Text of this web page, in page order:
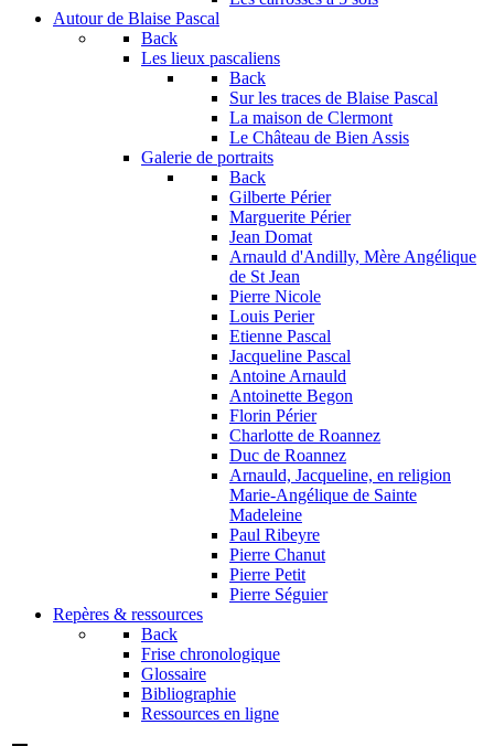
Autour de Blaise Pascal
Back
Les lieux pascaliens
Back
Sur les traces de Blaise Pascal
La maison de Clermont
Le Château de Bien Assis
Galerie de portraits
Back
Gilberte Périer
Marguerite Périer
Jean Domat
Arnauld d'Andilly, Mère Angélique
de St Jean
Pierre Nicole
Louis Perier
Etienne Pascal
Jacqueline Pascal
Antoine Arnauld
Antoinette Begon
Florin Périer
Charlotte de Roannez
Duc de Roannez
Arnauld, Jacqueline, en religion
Marie-Angélique de Sainte
Madeleine
Paul Ribeyre
Pierre Chanut
Pierre Petit
Pierre Séguier
Repères & ressources
Back
Frise chronologique
Glossaire
Bibliographie
Ressources en ligne